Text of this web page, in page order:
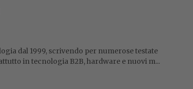
dal 1999, scrivendo per numerose testate
in tecnologia B2B, hardware e nuovi m...